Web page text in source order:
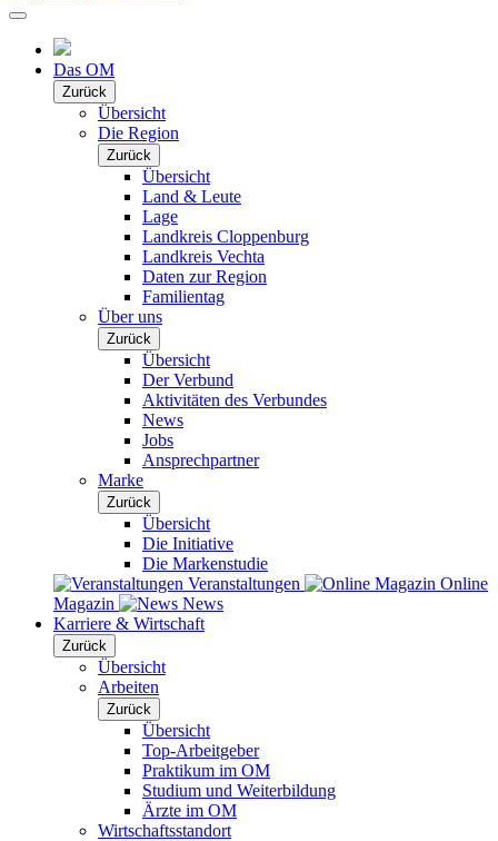
Das OM
Zurück
Übersicht
Die Region
Zurück
Übersicht
Land & Leute
Lage
Landkreis Cloppenburg
Landkreis Vechta
Daten zur Region
Familientag
Über uns
Zurück
Übersicht
Der Verbund
Aktivitäten des Verbundes
News
Jobs
Ansprechpartner
Marke
Zurück
Übersicht
Die Initiative
Die Markenstudie
Veranstaltungen
Online
Magazin
News
Karriere & Wirtschaft
Zurück
Übersicht
Arbeiten
Zurück
Übersicht
Top-Arbeitgeber
Praktikum im OM
Studium und Weiterbildung
Ärzte im OM
Wirtschaftsstandort